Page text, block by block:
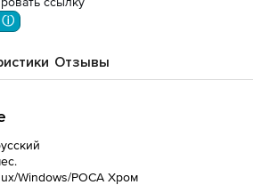
ⓘ
Отзывы
Windows/РОСА Хром